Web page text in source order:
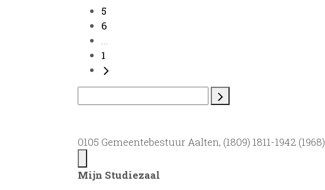
5
6
...
1
0105 Gemeentebestuur Aalten, (1809) 1811-1942 (1968)
Mijn Studiezaal